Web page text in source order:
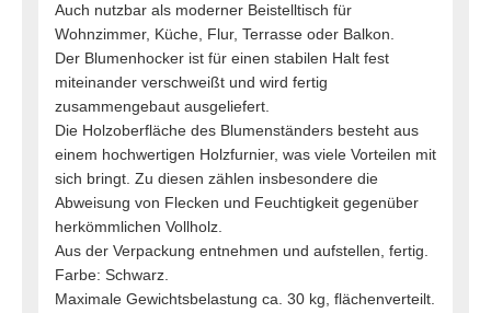
Auch nutzbar als moderner Beistelltisch für
Wohnzimmer, Küche, Flur, Terrasse oder Balkon.
Der Blumenhocker ist für einen stabilen Halt fest
miteinander verschweißt und wird fertig
zusammengebaut ausgeliefert.
Die Holzoberfläche des Blumenständers besteht aus
einem hochwertigen Holzfurnier, was viele Vorteilen mit
sich bringt. Zu diesen zählen insbesondere die
Abweisung von Flecken und Feuchtigkeit gegenüber
herkömmlichen Vollholz.
Aus der Verpackung entnehmen und aufstellen, fertig.
Farbe: Schwarz.
Maximale Gewichtsbelastung ca. 30 kg, flächenverteilt.